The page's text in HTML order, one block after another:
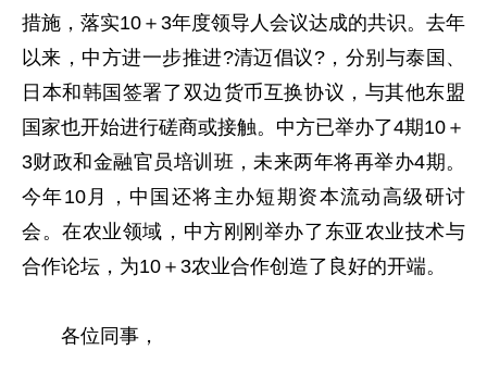
措施，落实10＋3年度领导人会议达成的共识。去年
以来，中方进一步推进?清迈倡议?，分别与泰国、
日本和韩国签署了双边货币互换协议，与其他东盟
国家也开始进行磋商或接触。中方已举办了4期10＋
3财政和金融官员培训班，未来两年将再举办4期。
今年10月，中国还将主办短期资本流动高级研讨
会。在农业领域，中方刚刚举办了东亚农业技术与
合作论坛，为10＋3农业合作创造了良好的开端。
各位同事，